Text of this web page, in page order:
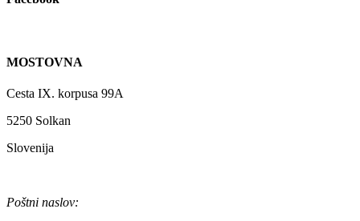
MOSTOVNA
Cesta IX. korpusa 99A
5250 Solkan
Slovenija
Poštni naslov: